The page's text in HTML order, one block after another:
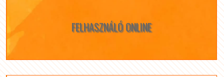
FELHASZNÁLÓ ONLINE